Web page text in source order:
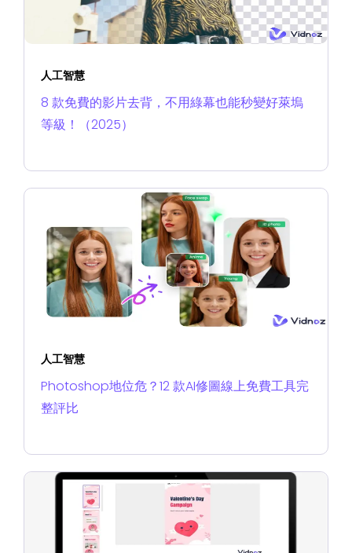
人工智慧
8 款免費的影片去背，不用綠幕也能秒變好萊塢
等級！（2025）
人工智慧
Photoshop地位危？12 款AI修圖線上免費工具完
整評比